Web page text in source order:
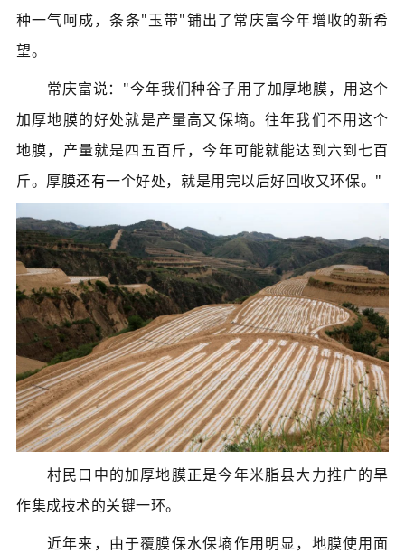
种一气呵成，条条"玉带"铺出了常庆富今年增收的新希
望。
常庆富说："今年我们种谷子用了加厚地膜，用这个
加厚地膜的好处就是产量高又保墒。往年我们不用这个
地膜，产量就是四五百斤，今年可能就能达到六到七百
斤。厚膜还有一个好处，就是用完以后好回收又环保。 "
村民口中的加厚地膜正是今年米脂县大力推广的旱
作集成技术的关键一环。
近年来，由于覆膜保水保墒作用明显，地膜使用面